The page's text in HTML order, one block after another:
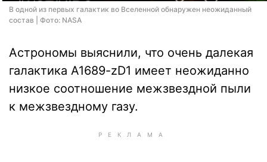
В одной из первых галактик во Вселенной обнаружен неожиданный
состав | Фото: NASA
Астрономы выяснили, что очень далекая
галактика A1689-zD1 имеет неожиданно
низкое соотношение межзвездной пыли
к межзвездному газу.